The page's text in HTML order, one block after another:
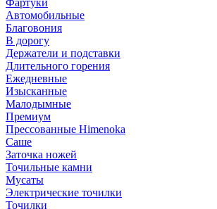
Фартуки
Автомобильные
Благовония
В дорогу
Держатели и подставки
Длительного горения
Ежедневные
Изысканные
Малодымные
Премиум
Прессованные Himenoka
Саше
Заточка ножей
Точильные камни
Мусаты
Электрические точилки
Точилки